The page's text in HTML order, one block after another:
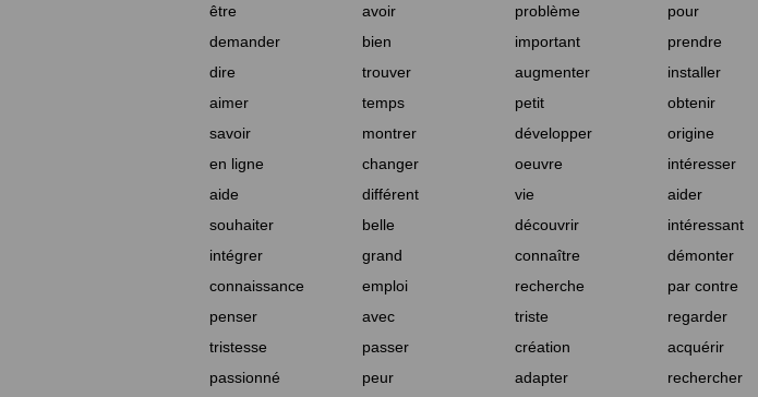
être
avoir problème pour
demander
bien important prendre
dire
trouver augmenter installer
aimer
temps petit obtenir
savoir
montrer développer origine
en ligne
changer oeuvre intéresser
aide
différent vie aider
souhaiter
belle découvrir intéressant
intégrer
grand connaître démonter
connaissance
emploi recherche par contre
penser
avec triste regarder
tristesse
passer création acquérir
passionné
peur adapter rechercher